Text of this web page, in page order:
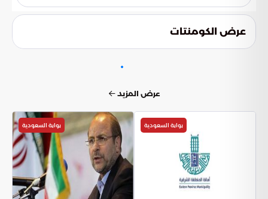
الكفاءة. ويسلط الضوء على إمكانية تحول هذه المعايير السعودية
عرض الكومنتات
عرض المزيد
بوابة السعودية بوابة السعودية